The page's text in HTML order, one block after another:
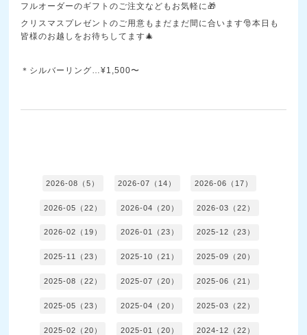
フルオーダーのギフトのご注文などもお気軽に🎁
クリスマスプレゼントのご用意もまだまだ間に合います🎅本日も
皆様のお越しをお待ちしてます🎄
＊シルバーリング…¥1,500〜
2026-08（5） 2026-07（14） 2026-06（17）
2026-05（22） 2026-04（20） 2026-03（22）
2026-02（19） 2026-01（23） 2025-12（23）
2025-11（23） 2025-10（21） 2025-09（20）
2025-08（22） 2025-07（20） 2025-06（21）
2025-05（23） 2025-04（20） 2025-03（22）
2025-02（20） 2025-01（20） 2024-12（22）